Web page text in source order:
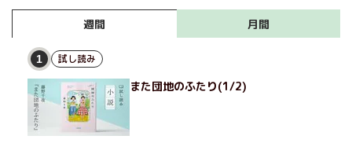
週間 月間
1 試し読み
また団地のふたり(1/2)